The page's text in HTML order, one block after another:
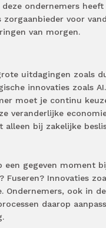
ondernemers
voor
van morgen.
uitdagingen zoals
innovaties zoals
moet je continu
veranderlijke
alleen bij zakelijke
een gegeven moment
Fuseren? Innovaties
Ondernemers, ook in
daarop